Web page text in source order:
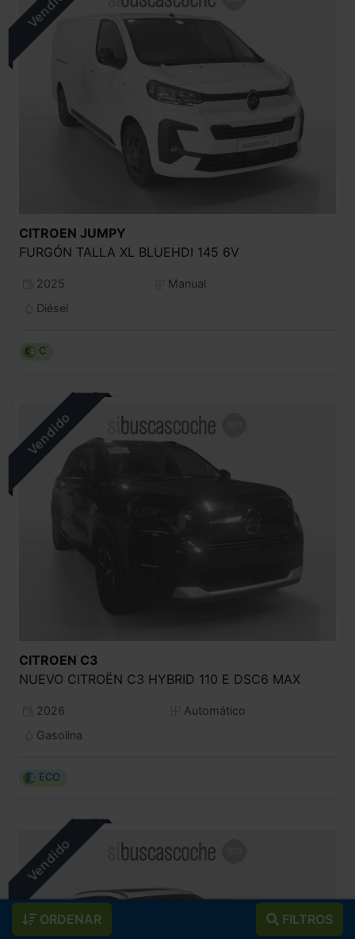
ORDENAR FILTROS
CITROEN JUMPY
FURGÓN TALLA XL BLUEHDI 145 6V
2025
Manual
Diésel
C
CITROEN C3
NUEVO CITROËN C3 HYBRID 110 E DSC6 MAX
2026
Automático
Gasolina
ECO